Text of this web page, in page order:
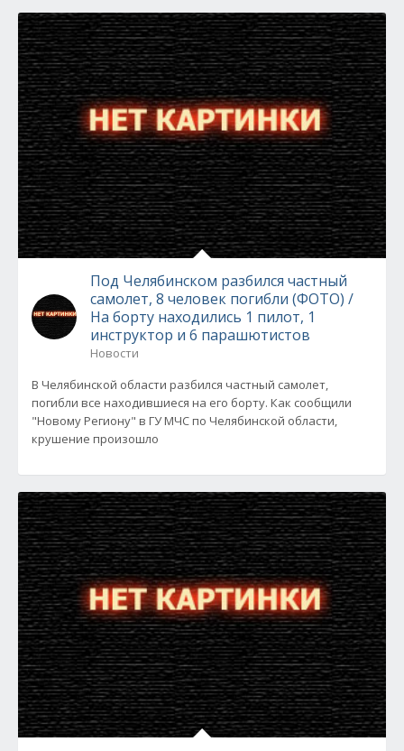
Под Челябинском разбился частный
самолет, 8 человек погибли (ФОТО) /
На борту находились 1 пилот, 1
инструктор и 6 парашютистов
Новости
В Челябинской области разбился частный самолет,
погибли все находившиеся на его борту. Как сообщили
"Новому Региону" в ГУ МЧС по Челябинской области,
крушение произошло